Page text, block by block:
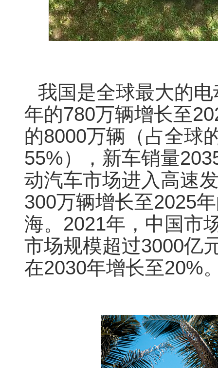
我国是全球最大的
年的780万辆增长至
的8000万辆（占全球
55%），新车销量
动汽车市场进入高速
300万辆增长至2025
海。2021年，中国市
市场规模超过3000亿
在2030年增长至20%